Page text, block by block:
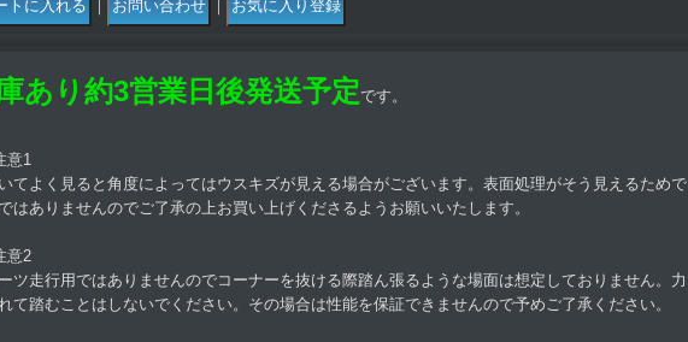
｜ ｜
あり約3営業日後発送予定です。
意1
てよく見ると角度によってはウスキズが見える場合がございます。表面処理がそう見えるためで
はありませんのでご了承の上お買い上げくださるようお願いいたします。
意2
ツ走行用ではありませんのでコーナーを抜ける際踏ん張るような場面は想定しておりません。力
て踏むことはしないでください。その場合は性能を保証できませんので予めご了承ください。